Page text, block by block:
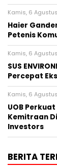
Kamis, 6
Haier
Petenis
Kamis, 6
SUS
Percepat
Kamis, 6
UOB
Kemitraan
Investors
BERITA